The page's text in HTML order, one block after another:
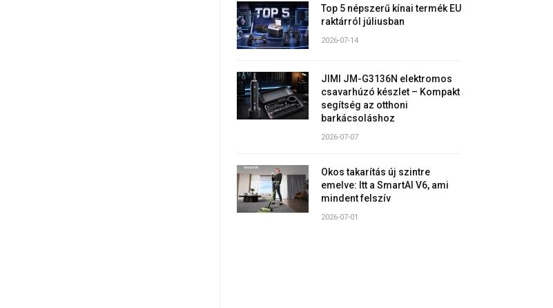
Top 5 népszerű kínai termék EU
raktárról júliusban
2026-07-14
JIMI JM-G3136N elektromos
csavarhúzó készlet – Kompakt
segítség az otthoni
barkácsoláshoz
2026-07-07
Okos takarítás új szintre
emelve: Itt a SmartAI V6, ami
mindent felszív
2026-07-01